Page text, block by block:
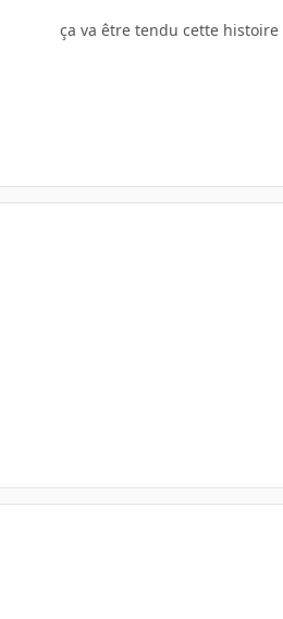
ça va être tendu cette histoire